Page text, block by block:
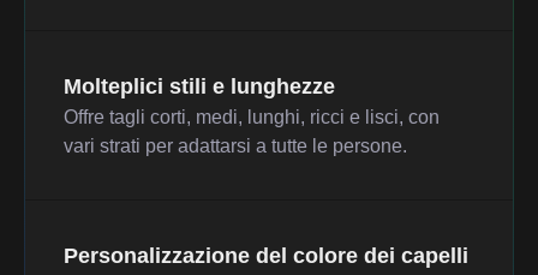
Molteplici stili e lunghezze
Offre tagli corti, medi, lunghi, ricci e lisci, con
vari strati per adattarsi a tutte le persone.
Personalizzazione del colore dei capelli